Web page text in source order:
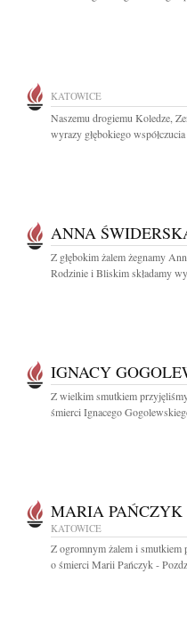
KATOWICE
Naszemu drogiemu Koledze,
wyrazy głębokiego
ANNA
Z głębokim żalem żegnamy
Rodzinie i Bliskim składamy
IGNACY
Z wielkim smutkiem
śmierci Ignacego
MARIA PAŃCZYK
KATOWICE
Z ogromnym żalem i smutkiem
o śmierci Marii Pańczyk -